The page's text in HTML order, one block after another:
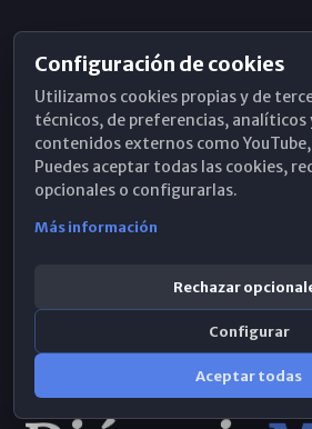
Horarios de Misa
Hemeroteca
WhatsApp
Configuración de cookies
Utilizamos cookies propias y de
técnicos, de preferencias,
contenidos externos como
Puedes aceptar todas las cookies,
opcionales o configurarlas.
Más información
Rechazar
Configurar
Aceptar todas